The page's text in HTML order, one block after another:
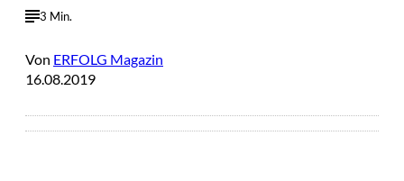
3 Min.
Von ERFOLG Magazin
16.08.2019